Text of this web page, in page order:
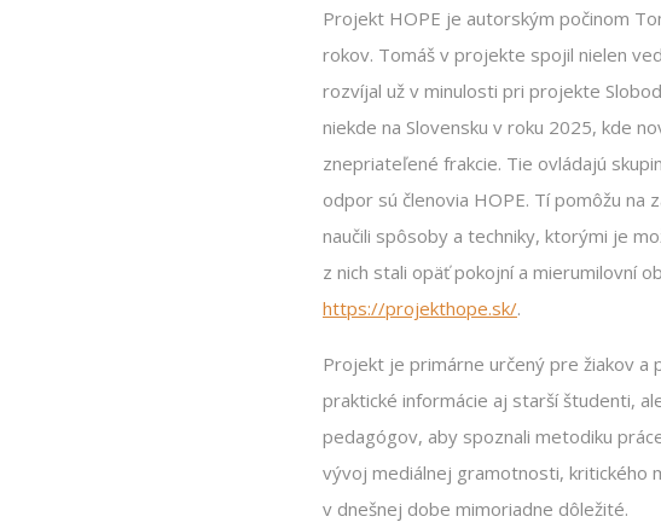
Projekt HOPE je autorským počinom
rokov. Tomáš v projekte spojil nielen
rozvíjal už v minulosti pri projekte
niekde na Slovensku v roku 2025, kde
znepriateľené frakcie. Tie ovládajú
odpor sú členovia HOPE. Tí pomôžu na
naučili spôsoby a techniky, ktorými je
z nich stali opäť pokojní a mierumilovní
https://projekthope.sk/.
Projekt je primárne určený pre žiakov a
praktické informácie aj starší študenti,
pedagógov, aby spoznali metodiku
vývoj mediálnej gramotnosti, kritického
v dnešnej dobe mimoriadne dôležité.